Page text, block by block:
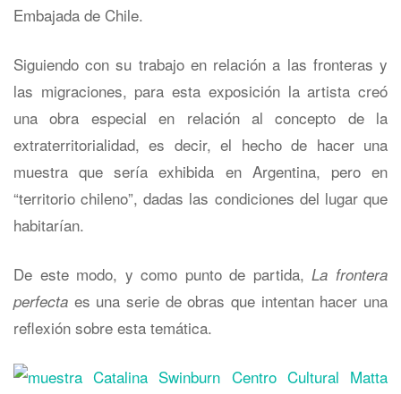
Embajada de Chile.
Siguiendo con su trabajo en relación a las fronteras y
las migraciones, para esta exposición la artista creó
una obra especial en relación al concepto de la
extraterritorialidad, es decir, el hecho de hacer una
muestra que sería exhibida en Argentina, pero en
“territorio chileno”, dadas las condiciones del lugar que
habitarían.
De este modo, y como punto de partida,La frontera
perfecta es una serie de obras que intentan hacer una
reflexión sobre esta temática.